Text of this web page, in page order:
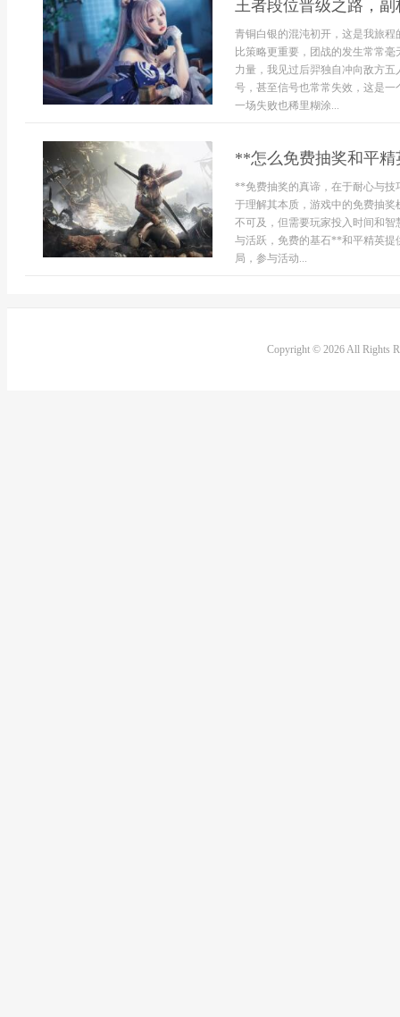
王者段位晋级之路，
青铜白银的混沌初开，这是我旅
比策略更重要，团战的发生常常
力量，我见过后羿独自冲向敌方
号，甚至信号也常常失效，这是
一场失败也稀里糊涂...
**怎么免费抽奖和平
**免费抽奖的真谛，在于耐心与
于理解其本质，游戏中的免费抽
不可及，但需要玩家投入时间和
与活跃，免费的基石**和平精英提
局，参与活动...
Copyright © 2026 All Rights